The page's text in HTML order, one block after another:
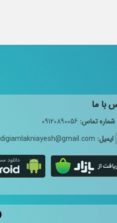
با ما
شماره تماس: 09120890056
ایمیل: digiamlakniayesh@gmail.com